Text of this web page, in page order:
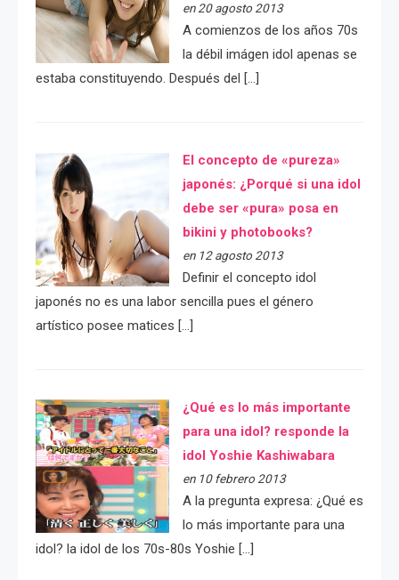
en 20 agosto 2013
A comienzos de los años 70s
la débil imágen idol apenas se
estaba constituyendo. Después del […]
El concepto de «pureza»
japonés: ¿Porqué si una idol
debe ser «pura» posa en
bikini y photobooks?
en 12 agosto 2013
Definir el concepto idol
japonés no es una labor sencilla pues el género
artístico posee matices […]
¿Qué es lo más importante
para una idol? responde la
idol Yoshie Kashiwabara
en 10 febrero 2013
A la pregunta expresa: ¿Qué es
lo más importante para una
idol? la idol de los 70s-80s Yoshie […]